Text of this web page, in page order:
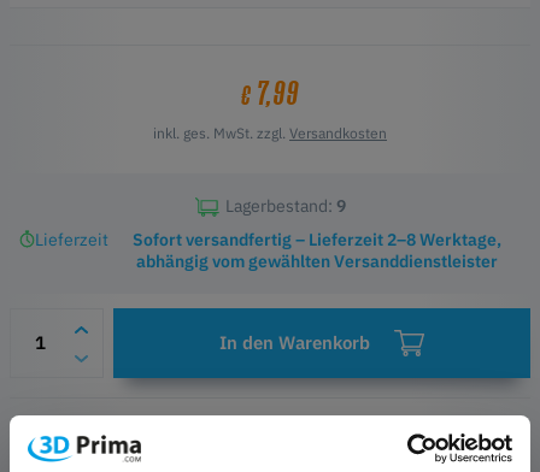
€ 7,99
inkl. ges. MwSt. zzgl. Versandkosten
Lagerbestand: 9
Lieferzeit
Sofort versandfertig – Lieferzeit 2–8 Werktage,
abhängig vom gewählten Versanddienstleister
In den Warenkorb